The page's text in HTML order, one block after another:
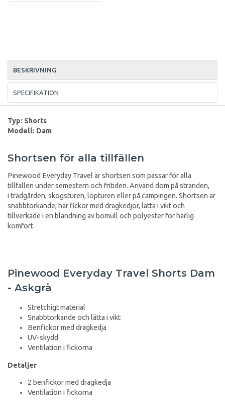
BESKRIVNING
SPECIFIKATION
Typ: Shorts
Modell: Dam
Shortsen för alla tillfällen
Pinewood Everyday Travel är shortsen som passar för alla
tillfällen under semestern och fritiden. Använd dom på stranden,
i trädgården, skogsturen, löpturen eller på campingen. Shortsen är
snabbtorkande, har fickor med dragkedjor, lätta i vikt och
tillverkade i en blandning av bomull och polyester för härlig
komfort.
Pinewood Everyday Travel Shorts Dam
- Askgrå
Stretchigt material
Snabbtorkande och lätta i vikt
Benfickor med dragkedja
UV-skydd
Ventilation i fickorna
Detaljer
2 benfickor med dragkedja
Ventilation i fickorna